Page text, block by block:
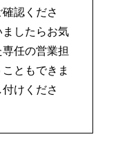
認くださ
したらお気
任の営業担
ともできま
けくださ